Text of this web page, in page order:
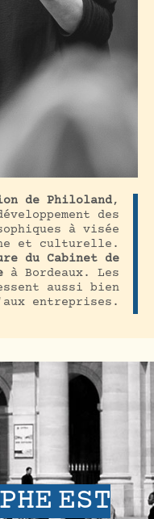
de Philoland,
des
à visée
et culturelle.
du Cabinet de
à Bordeaux. Les
aussi bien
entreprises.
EST